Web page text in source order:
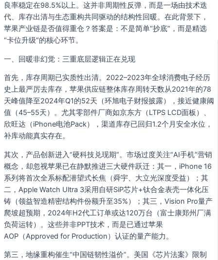
良率稳定在98.5%以上。这并非周期性反弹，而是一场由技术迭
代、库存出清与生态重构共同驱动的结构性回暖。在此背景下，
苹果产业链是否值得重仓？答案是：不是简单“抄底”，而是精选
“卡位升级”的核心环节。
一、回暖非幻觉：三重底层逻辑正在兑现
首先，库存周期已实质性出清。2022–2023年全球消费电子经历
史上最严厉去库存，苹果供应链整体库存周转天数从2021年的78
天峰值降至2024年Q1的52天（环旭电子财报披露），接近健康阈
值（45–55天）。尤其零部件厂商如京东方（LTPS LCD面板）、
欣旺达（iPhone电池Pack），渠道库存已回归1.2个月安全水位，
补库动能真实存在。
其次，产品创新进入“硬科技兑现期”。市场过度关注“AI手机”营销
概念，却忽视苹果已在静默推进三大硬件跃迁：其一，iPhone 16
系列将首次全系标配潜望式长焦（舜宇、大立光深度受益）；其
二，Apple Watch Ultra 3采用自研SiP芯片+钛合金表壳一体化压
铸（领益智造精密结构件份额升至35%）；其三，Vision Pro量产
爬坡超预期，2024年H2代工订单或达120万台（富士康郑州厂满
负荷运转）。这些并非PPT技术，而是已通过苹果
AOP（Approved for Production）认证的量产能力。
第三，地缘重构催生“中国链韧性溢价”。美国《芯片法案》限制